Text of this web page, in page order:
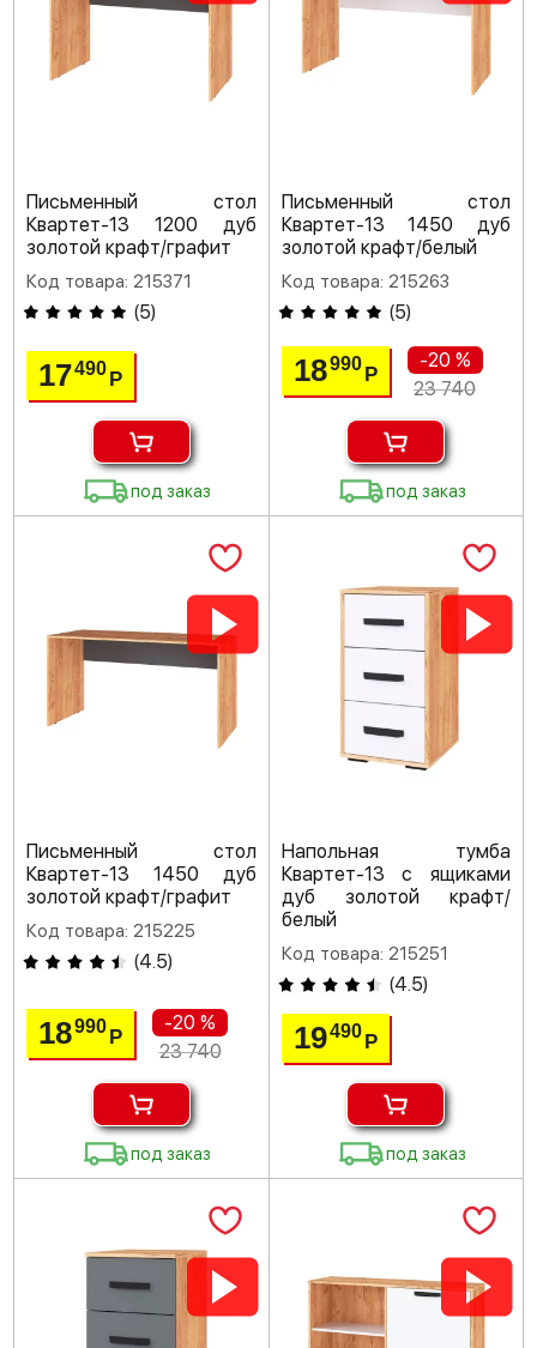
Письменный стол
Квартет-13 1200 дуб
золотой крафт/графит
Код товара: 215371
(5)
17490Р
под заказ
Письменный стол
Квартет-13 1450 дуб
золотой крафт/белый
Код товара: 215263
(5)
18990 Р
-20 %
23 740
под заказ
Письменный стол
Квартет-13 1450 дуб
золотой крафт/графит
Код товара: 215225
(4.5)
18990Р
-20 %
23 740
под заказ
Напольная тумба
Квартет-13 с ящиками
дуб золотой крафт/
белый
Код товара: 215251
(4.5)
19490 Р
под заказ